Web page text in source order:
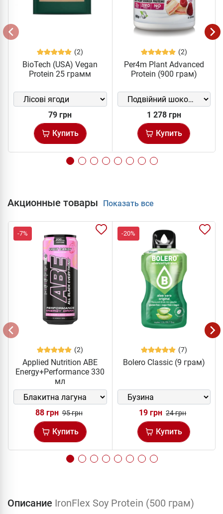
(2)
BioTech (USA) Vegan
Protein 25 грамм
79 грн
Купить
(2)
Per4m Plant Advanced
Protein (900 грам)
1 278 грн
Купить
Акционные товары Показать все
-7%
(2)
Applied Nutrition ABE
Energy+Performance 330
мл
88 грн 95 грн
Купить
-20%
(7)
Bolero Classic (9 грам)
19 грн 24 грн
Купить
Описание IronFlex Soy Protein (500 грам)